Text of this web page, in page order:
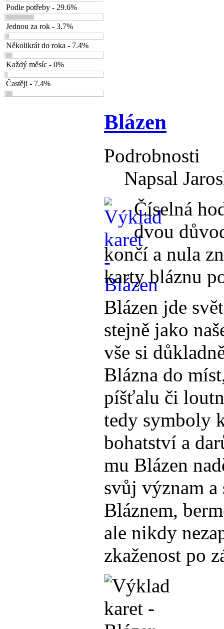
Podle potřeby - 29.6%
Jednou za rok - 3.7%
Několikrát do roka - 7.4%
Každý měsíc - 0%
Častěji - 7.4%
Blázen
Podrobnosti
Napsal
Číselná
dvou
končí a nula
karty bláznu
Blázen jde
stejně jako
vše si
Blázna do
píšťalu či
tedy symboly
bohatství a
mu Blázen
svůj význam a
Bláznem,
ale nikdy
zkaženost po